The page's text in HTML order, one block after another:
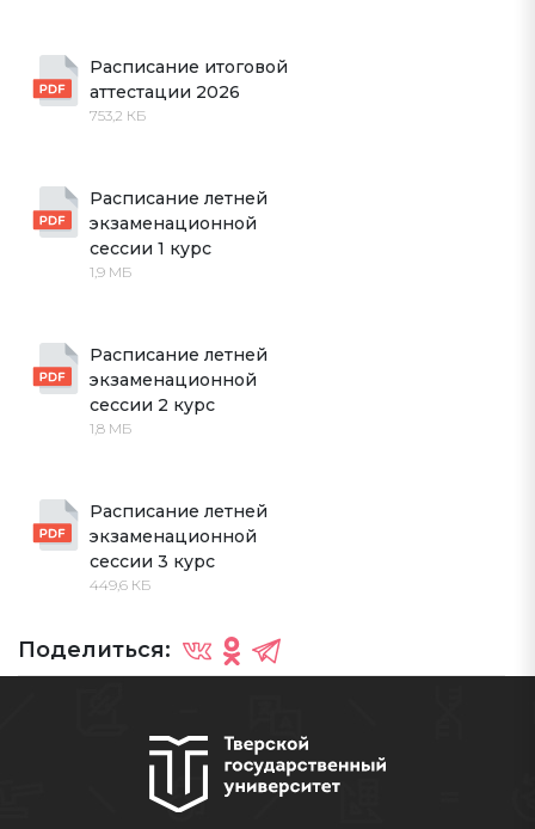
Расписание итоговой
аттестации 2026
753,2 КБ
Расписание летней
экзаменационной
сессии 1 курс
1,9 МБ
Расписание летней
экзаменационной
сессии 2 курс
1,8 МБ
Расписание летней
экзаменационной
сессии 3 курс
449,6 КБ
Поделиться: